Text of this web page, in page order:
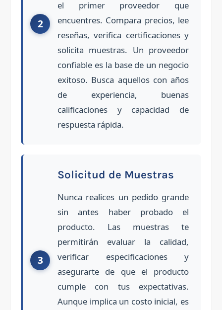
el primer proveedor que
encuentres. Compara precios, lee
reseñas, verifica certificaciones y
solicita muestras. Un proveedor
confiable es la base de un negocio
exitoso. Busca aquellos con años
de experiencia, buenas
calificaciones y capacidad de
respuesta rápida.
Solicitud de Muestras
Nunca realices un pedido grande
sin antes haber probado el
producto. Las muestras te
permitirán evaluar la calidad,
verificar especificaciones y
asegurarte de que el producto
cumple con tus expectativas.
Aunque implica un costo inicial, es